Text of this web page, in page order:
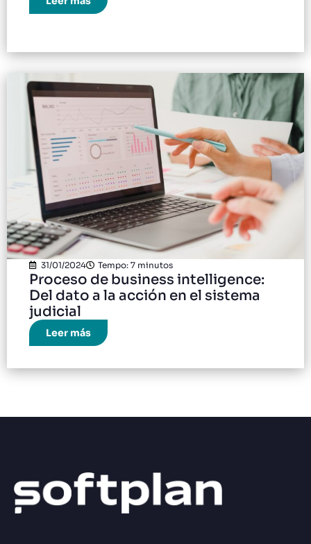
31/01/2024 Tempo: 7 minutos
Proceso de business intelligence:
Del dato a la acción en el sistema
judicial
Leer más